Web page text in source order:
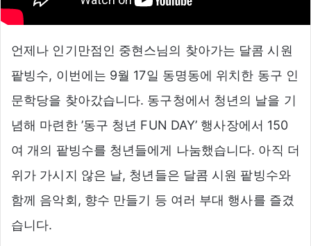
언제나 인기만점인 중현스님의 찾아가는 달콤 시원
팥빙수, 이번에는 9월 17일 동명동에 위치한 동구 인
문학당을 찾아갔습니다. 동구청에서 청년의 날을 기
념해 마련한 ’동구 청년 FUN DAY’ 행사장에서 150
여 개의 팥빙수를 청년들에게 나눔했습니다. 아직 더
위가 가시지 않은 날, 청년들은 달콤 시원 팥빙수와
함께 음악회, 향수 만들기 등 여러 부대 행사를 즐겼
습니다.